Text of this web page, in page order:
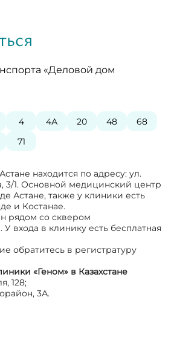
«Деловой дом
4 4А 20 48
68
71
находится по адресу: ул.
3/1. Основной медицинский центр
Астане, также у клиники есть
и Костанае.
рядом со сквером
входа в клинику есть бесплатная
обратитесь в регистратуру
«Геном» в Казахстане
128;
3А.